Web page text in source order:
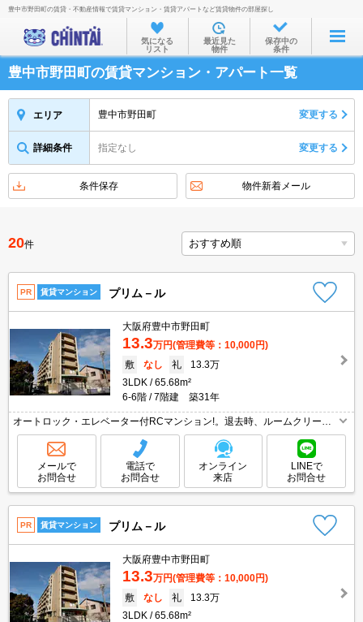
お部屋を探す
沿線・駅から
住所から
物件特集から
不動産会社から
TOP
豊中市野田町の賃貸・不動産情報で賃貸マンション・賃貸アパートなど賃貸物件の部屋探し
気になる
リスト
最近見た
物件
保存中の
条件
豊中市野田町の賃貸マンション・アパート一覧
エリア 豊中市野田町 変更する
詳細条件 指定なし 変更する
条件保存 物件新着メール
20件
PR 賃貸マンション プリム－ル
大阪府豊中市野田町
13.3万円(管理費等：10,000円)
敷
なし 礼
13.3万
3LDK
65.68m²
6-6階
7階建 築31年
オートロック・エレベーター付RCマンション!。退去時、ルームクリーニ
ング料金55,000円。
メールで
お問合せ
電話で
お問合せ
オンライン
来店
LINEで
お問合せ
PR 賃貸マンション プリム－ル
大阪府豊中市野田町
13.3万円(管理費等：10,000円)
敷
なし 礼
13.3万
3LDK
65.68m²